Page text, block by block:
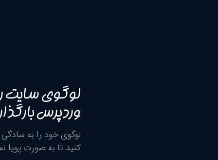
لوگوی سایت
وردپرس
لوگوی خود را به
کنید تا به صورت پویا